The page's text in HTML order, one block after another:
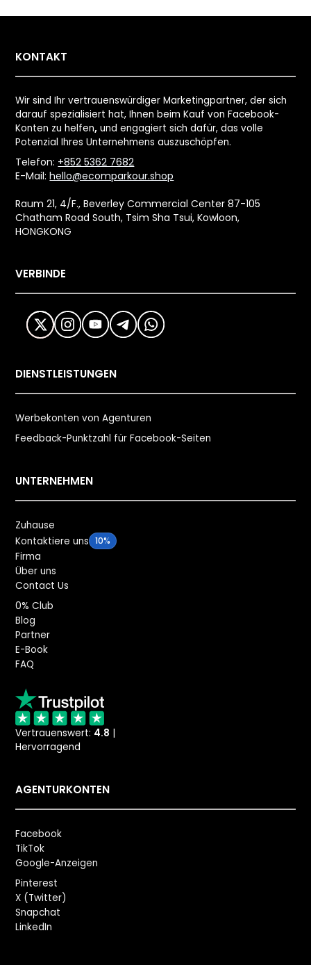
KONTAKT
Wir sind Ihr vertrauenswürdiger Marketingpartner, der sich
darauf spezialisiert hat, Ihnen beim Kauf von Facebook-
Konten zu helfen, und engagiert sich dafür, das volle
Potenzial Ihres Unternehmens auszuschöpfen.
Telefon: +852 5362 7682
E-Mail:hello@ecomparkour.shop
Raum 21, 4/F., Beverley Commercial Center 87-105
Chatham Road South, Tsim Sha Tsui, Kowloon,
HONGKONG
VERBINDE
DIENSTLEISTUNGEN
Werbekonten von Agenturen
Feedback-Punktzahl für Facebook-Seiten
UNTERNEHMEN
Zuhause
Kontaktiere uns 10%
Firma
Über uns
Contact Us
0% Club
Blog
Partner
E-Book
FAQ
Vertrauenswert: 4.8 |
Hervorragend
AGENTURKONTEN
Facebook
TikTok
Google-Anzeigen
Pinterest
X (Twitter)
Snapchat
LinkedIn